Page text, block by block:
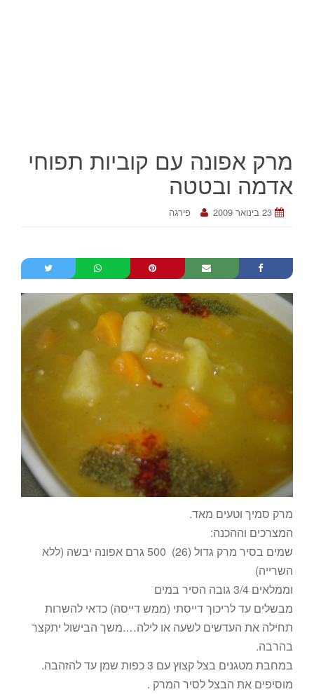
מרק אפונה עם קוביות תפוחי
אדמה ובטטה
23 בינואר 2009 פירגה
מרק סמיך וטעים מאד.
המצרכים וההכנה:
שמים בסיר מרק גדול (26) 500 גרם אפונה יבשה (ללא
השרייה)
וממלאים 3/4 גובה הסיר במים
מבשלים עד לריכוך דייסתי (ממש דייסה) כדאי להשרות
תחילה את העדשים לשעה או לילה….משך הבישול יתקצר
בהרבה.
במחבת מטגנים בצל קצוץ עם 3 כפות שמן עד להזהבה.
מוסיפים את הבצל לסיר המרק .